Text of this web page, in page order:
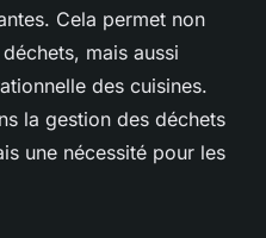
Cela permet non
mais aussi
des cuisines.
la gestion des déchets
une nécessité pour les